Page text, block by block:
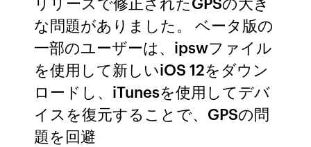
な問題がありました。 ベータ版の
一部のユーザーは、ipswファイル
を使用して新しいiOS 12をダウン
ロードし、iTunesを使用してデバ
イスを復元することで、GPSの問
題を回避